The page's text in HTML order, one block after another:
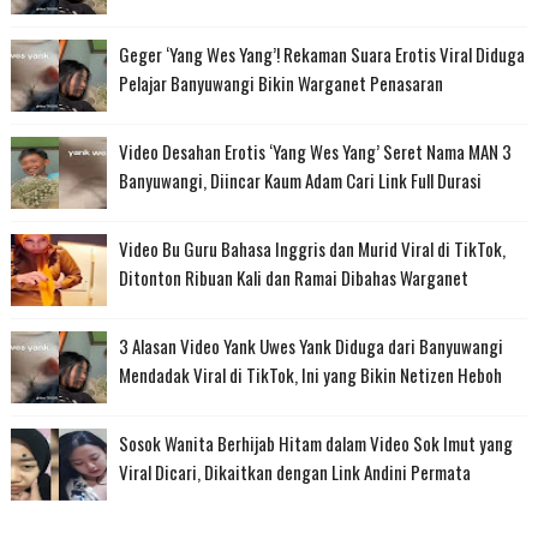
Geger ‘Yang Wes Yang’! Rekaman Suara Erotis Viral Diduga
Pelajar Banyuwangi Bikin Warganet Penasaran
Video Desahan Erotis ‘Yang Wes Yang’ Seret Nama MAN 3
Banyuwangi, Diincar Kaum Adam Cari Link Full Durasi
Video Bu Guru Bahasa Inggris dan Murid Viral di TikTok,
Ditonton Ribuan Kali dan Ramai Dibahas Warganet
3 Alasan Video Yank Uwes Yank Diduga dari Banyuwangi
Mendadak Viral di TikTok, Ini yang Bikin Netizen Heboh
Sosok Wanita Berhijab Hitam dalam Video Sok Imut yang
Viral Dicari, Dikaitkan dengan Link Andini Permata